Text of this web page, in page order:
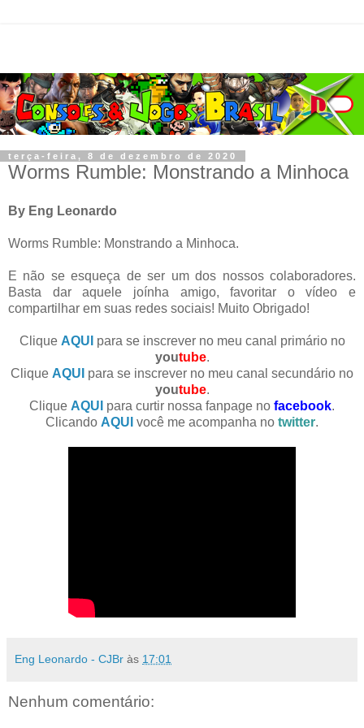
terça-feira, 8 de dezembro de 2020
Worms Rumble: Monstrando a Minhoca
By Eng Leonardo
Worms Rumble: Monstrando a Minhoca.
E não se esqueça de ser um dos nossos colaboradores.
Basta dar aquele joínha amigo, favoritar o vídeo e
compartilhar em suas redes sociais! Muito Obrigado!
Clique AQUI para se inscrever no meu canal primário no
youtube.
Clique AQUI para se inscrever no meu canal secundário no
youtube.
Clique AQUI para curtir nossa fanpage no facebook.
Clicando AQUI você me acompanha no twitter.
Eng Leonardo - CJBr às 17:01
Nenhum comentário: